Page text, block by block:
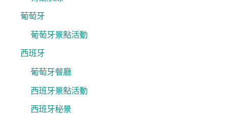
葡萄牙
葡萄牙景點活動
西班牙
葡萄牙餐廳
西班牙景點活動
西班牙秘景